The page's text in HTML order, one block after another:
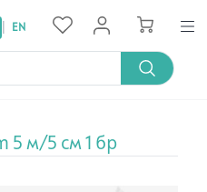
EN
5 м/5 см 1 бр